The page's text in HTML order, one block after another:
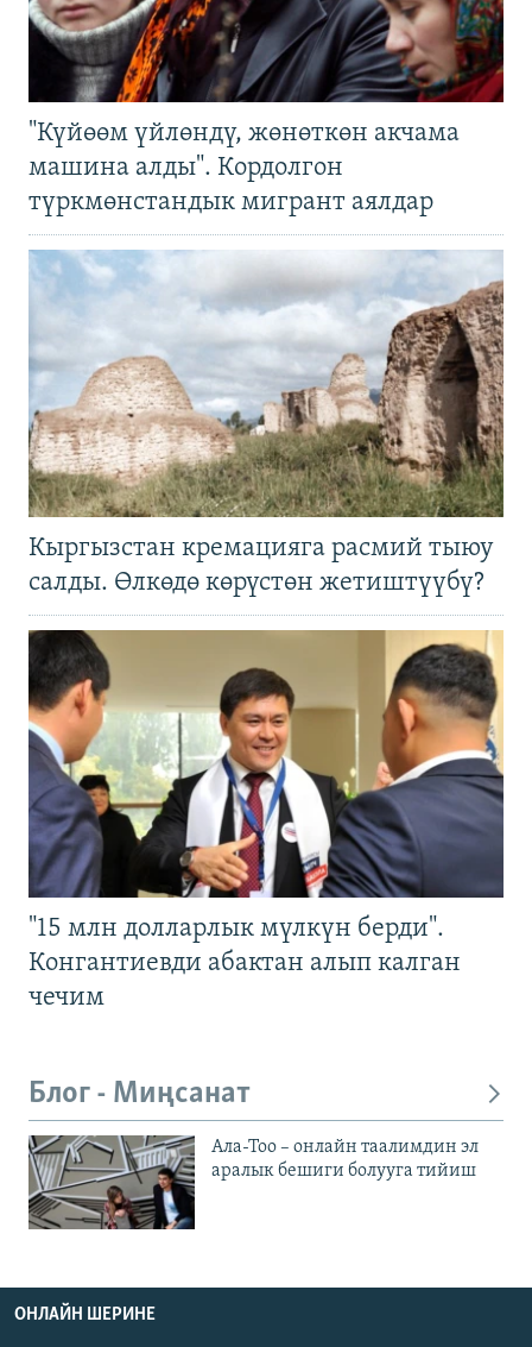
"Күйөөм үйлөндү, жөнөткөн акчама
машина алды". Кордолгон
түркмөнстандык мигрант аялдар
Кыргызстан кремацияга расмий тыюу
салды. Өлкөдө көрүстөн жетиштүүбү?
"15 млн долларлык мүлкүн берди".
Конгантиевди абактан алып калган
чечим
Блог - Миңсанат
Ала-Тоо – онлайн таалимдин эл
аралык бешиги болууга тийиш
ОНЛАЙН ШЕРИНЕ